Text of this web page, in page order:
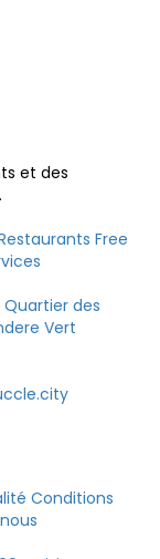
et des
Free
Quartier des
Vert
Conditions